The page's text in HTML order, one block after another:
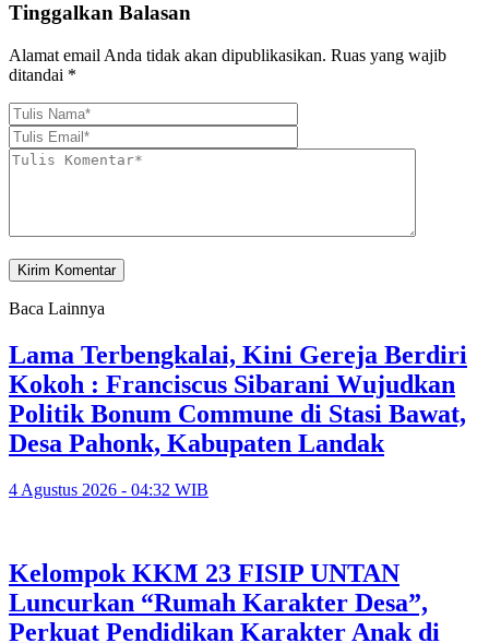
Tinggalkan Balasan
Alamat email Anda tidak akan dipublikasikan. Ruas yang wajib
ditandai *
Baca Lainnya
Lama Terbengkalai, Kini Gereja Berdiri
Kokoh : Franciscus Sibarani Wujudkan
Politik Bonum Commune di Stasi Bawat,
Desa Pahonk, Kabupaten Landak
4 Agustus 2026 - 04:32 WIB
Kelompok KKM 23 FISIP UNTAN
Luncurkan “Rumah Karakter Desa”,
Perkuat Pendidikan Karakter Anak di